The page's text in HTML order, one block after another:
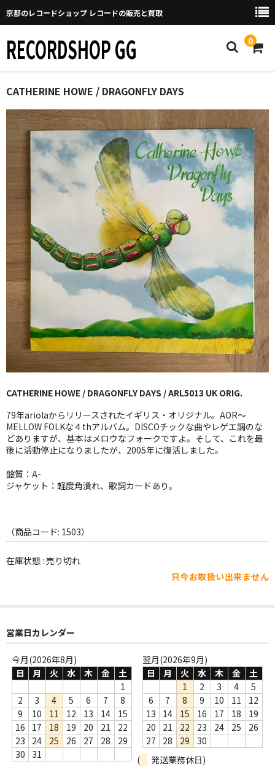
京都のレコードショップ レコードの販売と買取
RECORDSHOP GG 0
Home
マイページ
GGについて
買取について
取り置きなどについて
New Arrivals
新譜
GG RECORD （当店のレーベル）
全商品
JAZZ-US
BLUE NOTE
JAZZ-EU
JAZZ-JP
JAZZ-VOCAL
J-POP
FOLK,SSW
レア盤（1万円以上）
Webのみ no.1
Webのみ no.2
Webのみ no.3
Webのみ no.4
売り切れ
CATHERINE HOWE / DRAGONFLY DAYS
CATHERINE HOWE / DRAGONFLY DAYS / ARL5013 UK ORIG.
79年ariolaからリリースされたイギリス・オリジナル。AOR〜
MELLOW FOLKな４thアルバム。DISCOチックな曲やレゲエ調のな
どありますが、基本はメロウなフォークですよ。そして、これを最
後に活動停止になりましたが、2005年に復活しました。
盤質：A-
ジャケット：軽度角潰れ、歌詞カードあり。
（商品コード: 1503）
在庫状態 : 売り切れ
只今お取扱い出来ません
営業日カレンダー
今月(2026年8月)
日
月 火 水 木 金
土
1
2
3 4 5 6 7
8
9
10 11 12 13 14
15
16
17 18 19 20 21
22
23
24 25 26 27 28
29
30
31
翌月(2026年9月)
日
月 火 水 木 金
土
1
2 3 4
5
6
7 8 9 10 11
12
13
14 15 16 17 18
19
20
21 22 23 24 25
26
27
28 29
30
(
発送業務休日)